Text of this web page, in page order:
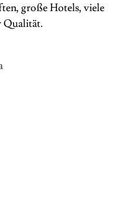
große Hotels, viele
Qualität.